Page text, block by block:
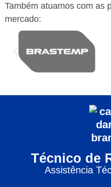
Também atuamos com as
mercado:
Técnico de
Assistência